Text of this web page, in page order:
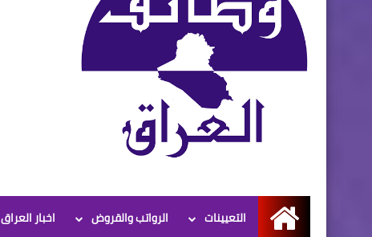
الرئيسية
التعيينات الرواتب والقروض اخبار العراق